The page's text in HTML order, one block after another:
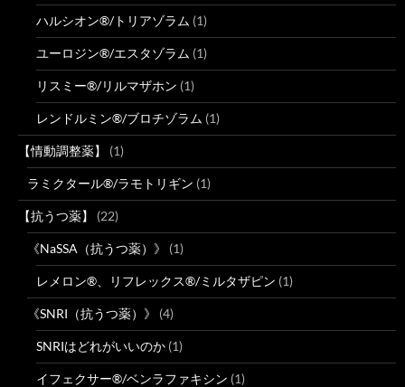
ハルシオン®/トリアゾラム (1)
ユーロジン®/エスタゾラム (1)
リスミー®/リルマザホン (1)
レンドルミン®/ブロチゾラム (1)
【情動調整薬】 (1)
ラミクタール®/ラモトリギン (1)
【抗うつ薬】 (22)
《NaSSA（抗うつ薬）》 (1)
レメロン®、リフレックス®/ミルタザピン (1)
《SNRI（抗うつ薬）》 (4)
SNRIはどれがいいのか (1)
イフェクサー®/ベンラファキシン (1)